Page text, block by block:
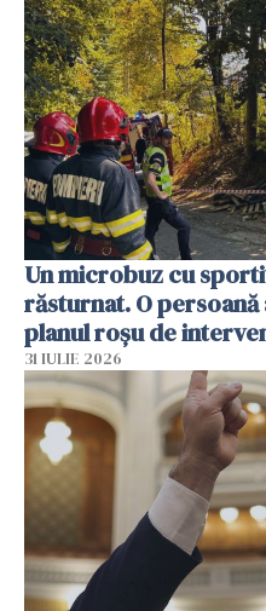
Un microbuz cu
răsturnat. O
planul roșu de
31 IULIE 2026